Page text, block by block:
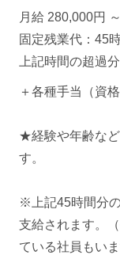
月給 280,000円
固定残業代：45
上記時間の超過
＋各種手当（資
★経験や年齢な
す。
※上記45時間分
支給されます。
ている社員もい